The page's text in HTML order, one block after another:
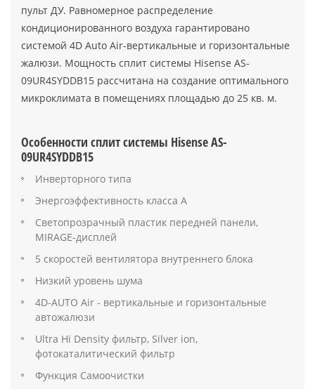
пульт ДУ. Равномерное распределение
кондиционированного воздуха гарантировано
системой 4D Auto Air-вертикальные и горизонтальные
жалюзи. Мощность сплит системы Hisense AS-
09UR4SYDDB15 рассчитана на создание оптимального
микроклимата в помещениях площадью до 25 кв. м.
Особенности сплит системы Hisense AS-
09UR4SYDDB15
Инверторного типа
Энергоэффективность класса A
Светопрозрачный пластик передней панели,
MIRAGE-дисплей
5 скоростей вентилятора внутреннего блока
Низкий уровень шума
4D-AUTO Air - вертикальные и горизонтальные
автожалюзи
Ultra Hi Density фильтр, Silver ion,
фотокаталитический фильтр
Функция Самоочистки